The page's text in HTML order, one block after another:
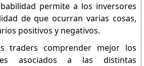
permite a los inversores
de que ocurran varias cosas,
positivos y negativos.
traders comprender mejor los
asociados a las distintas